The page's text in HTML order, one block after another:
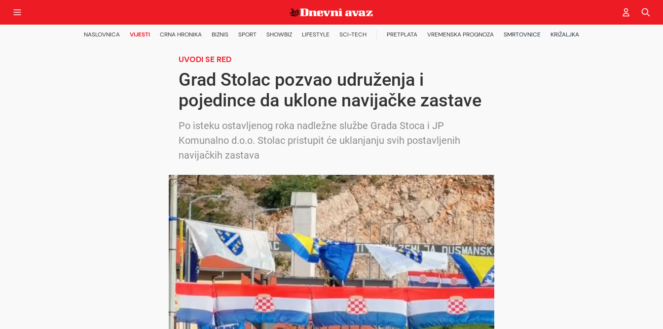
NASLOVNICA VIJESTI CRNA HRONIKA BIZNIS SPORT SHOWBIZ LIFESTYLE SCI-TECH PRETPLATA VREMENSKA PROGNOZA SMRTOVNICE KRIŽALJKA
UVODI SE RED
Grad Stolac pozvao udruženja i
pojedince da uklone navijačke zastave
Po isteku ostavljenog roka nadležne službe Grada Stoca i JP
Komunalno d.o.o. Stolac pristupit će uklanjanju svih postavljenih
navijačkih zastava